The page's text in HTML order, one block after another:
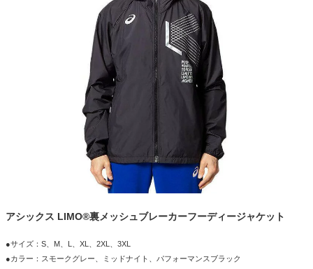
アシックス LIMO®裏メッシュブレーカーフーディージャケット
●サイズ：S、M、L、XL、2XL、3XL
●カラー：スモークグレー、ミッドナイト、パフォーマンスブラック